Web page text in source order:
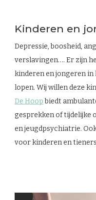
Kinderen en
Depressie, boosheid,
verslavingen…. Er zijn
kinderen en jongeren
lopen. Wij willen deze
De Hoopbiedt
gesprekken of tijdelijke
en jeugdpsychiatrie.
voor kinderen en